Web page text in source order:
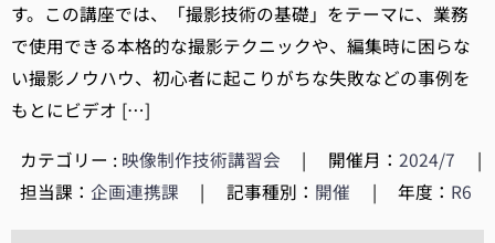
す。この講座では、「撮影技術の基礎」をテーマに、業務
で使用できる本格的な撮影テクニックや、編集時に困らな
い撮影ノウハウ、初心者に起こりがちな失敗などの事例を
もとにビデオ […]
カテゴリー : 映像制作技術講習会 | 開催月：2024/7
|
担当課： 企画連携課 | 記事種別： 開催 | 年度： R6